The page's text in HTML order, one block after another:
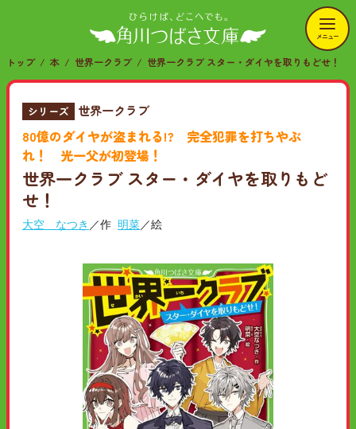
メニュー
トップ 本 世界一クラブ 世界一クラブ スター・ダイヤを取りもどせ！
シリーズ 世界一クラブ
80億のダイヤが盗まれる!? 完全犯罪を打ちやぶ
れ！ 光一父が初登場！
世界一クラブ スター・ダイヤを取りもど
せ！
大空 なつき ／作 明菜／絵